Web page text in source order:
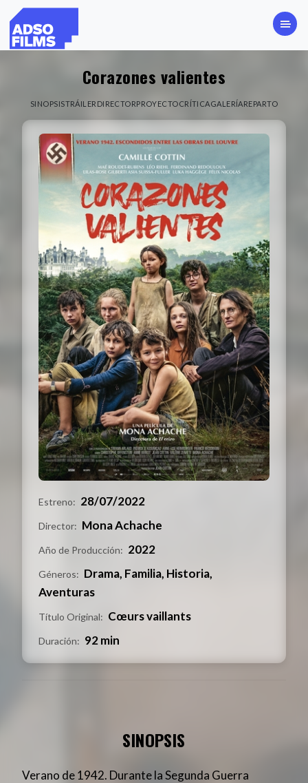
Corazones valientes
SINOPSISTRÁILER DIRECTORPROYECTOCRÍTICAGALERÍAREPARTO
Estreno: 28/07/2022
Director: Mona Achache
Año de Producción: 2022
Géneros: Drama, Familia, Historia,
Aventuras
Título Original: Cœurs vaillants
Duración: 92 min
SINOPSIS
Verano de 1942. Durante la Segunda Guerra